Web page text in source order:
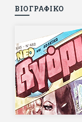
ΒΙΟΓΡΑΦΙΚΟ